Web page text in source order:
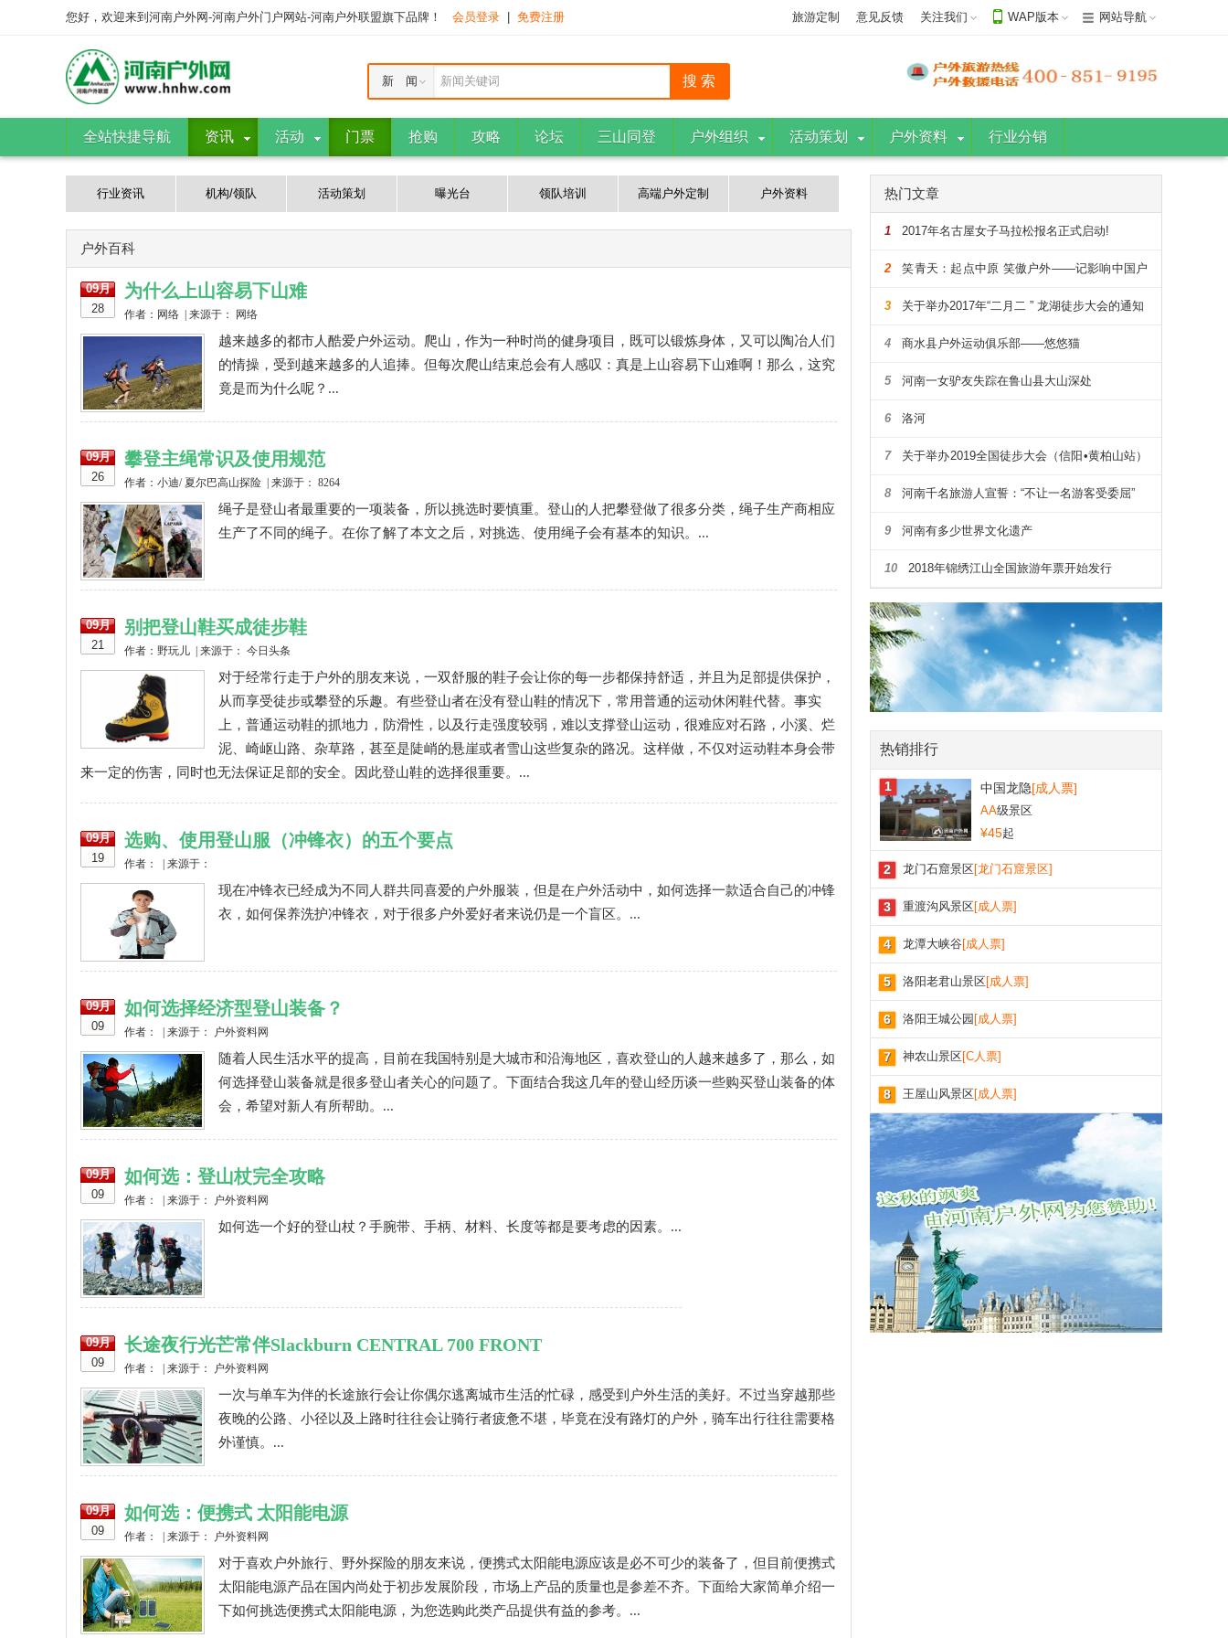
您好，欢迎来到河南户外网-河南户外门户网站-河南户外联盟旗下品牌！ 会员登录 免费注册 旅游定制 意见反馈 关注我们 WAP版本 网站导航
新闻关键词
新 闻
全站快捷导航 资讯 活动 门票 抢购 攻略 论坛 三山同登 户外组织 活动策划 户外资料 行业分销
行业资讯 机构/领队 活动策划 曝光台 领队培训 高端户外定制 户外资料
户外百科
09月
28
为什么上山容易下山难
作者：网络 | 来源于： 网络
越来越多的都市人酷爱户外运动。爬山，作为一种时尚的健身项目，既可以锻炼身体，又可以陶冶人们
的情操，受到越来越多的人追捧。但每次爬山结束总会有人感叹：真是上山容易下山难啊！那么，这究
竟是而为什么呢？...
09月
26
攀登主绳常识及使用规范
作者：小迪/ 夏尔巴高山探险 | 来源于： 8264
绳子是登山者最重要的一项装备，所以挑选时要慎重。登山的人把攀登做了很多分类，绳子生产商相应
生产了不同的绳子。在你了解了本文之后，对挑选、使用绳子会有基本的知识。...
09月
21
别把登山鞋买成徒步鞋
作者：野玩儿 | 来源于： 今日头条
对于经常行走于户外的朋友来说，一双舒服的鞋子会让你的每一步都保持舒适，并且为足部提供保护，
从而享受徒步或攀登的乐趣。有些登山者在没有登山鞋的情况下，常用普通的运动休闲鞋代替。事实
上，普通运动鞋的抓地力，防滑性，以及行走强度较弱，难以支撑登山运动，很难应对石路，小溪、烂
泥、崎岖山路、杂草路，甚至是陡峭的悬崖或者雪山这些复杂的路况。这样做，不仅对运动鞋本身会带
来一定的伤害，同时也无法保证足部的安全。因此登山鞋的选择很重要。...
09月
19
选购、使用登山服（冲锋衣）的五个要点
作者： | 来源于：
现在冲锋衣已经成为不同人群共同喜爱的户外服装，但是在户外活动中，如何选择一款适合自己的冲锋
衣，如何保养洗护冲锋衣，对于很多户外爱好者来说仍是一个盲区。...
09月
09
如何选择经济型登山装备？
作者： | 来源于： 户外资料网
随着人民生活水平的提高，目前在我国特别是大城市和沿海地区，喜欢登山的人越来越多了，那么，如
何选择登山装备就是很多登山者关心的问题了。下面结合我这几年的登山经历谈一些购买登山装备的体
会，希望对新人有所帮助。...
09月
09
如何选：登山杖完全攻略
作者： | 来源于： 户外资料网
如何选一个好的登山杖？手腕带、手柄、材料、长度等都是要考虑的因素。...
09月
09
长途夜行光芒常伴Slackburn CENTRAL 700 FRONT
作者： | 来源于： 户外资料网
一次与单车为伴的长途旅行会让你偶尔逃离城市生活的忙碌，感受到户外生活的美好。不过当穿越那些
夜晚的公路、小径以及上路时往往会让骑行者疲惫不堪，毕竟在没有路灯的户外，骑车出行往往需要格
外谨慎。...
09月
09
如何选：便携式 太阳能电源
作者： | 来源于： 户外资料网
对于喜欢户外旅行、野外探险的朋友来说，便携式太阳能电源应该是必不可少的装备了，但目前便携式
太阳能电源产品在国内尚处于初步发展阶段，市场上产品的质量也是参差不齐。下面给大家简单介绍一
下如何挑选便携式太阳能电源，为您选购此类产品提供有益的参考。...
热门文章
1 2017年名古屋女子马拉松报名正式启动!
2 笑青天：起点中原 笑傲户外——记影响中国户
外的108人
3 关于举办2017年“二月二 ” 龙湖徒步大会的通知
4 商水县户外运动俱乐部——悠悠猫
5 河南一女驴友失踪在鲁山县大山深处
6 洛河
7 关于举办2019全国徒步大会（信阳•黄柏山站）
暨第四届河南省户外露营大会通知
8 河南千名旅游人宣誓：“不让一名游客受委屈”
9 河南有多少世界文化遗产
10 2018年锦绣江山全国旅游年票开始发行
热销排行
中国龙隐[成人票]
AA级景区
¥45起
1
龙门石窟景区[龙门石窟景区]
2
重渡沟风景区[成人票]
3
龙潭大峡谷[成人票]
4
洛阳老君山景区[成人票]
5
洛阳王城公园 [成人票]
6
神农山景区[C人票]
7
王屋山风景区[成人票]
8